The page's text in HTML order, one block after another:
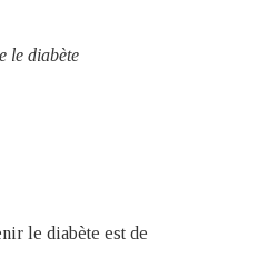
le diabète
le diabète est de